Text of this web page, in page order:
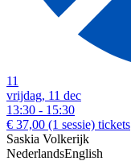
11
vrijdag, 11 dec
13:30 - 15:30
€ 37,00 (1 sessie) tickets
Saskia Volkerijk
NederlandsEnglish